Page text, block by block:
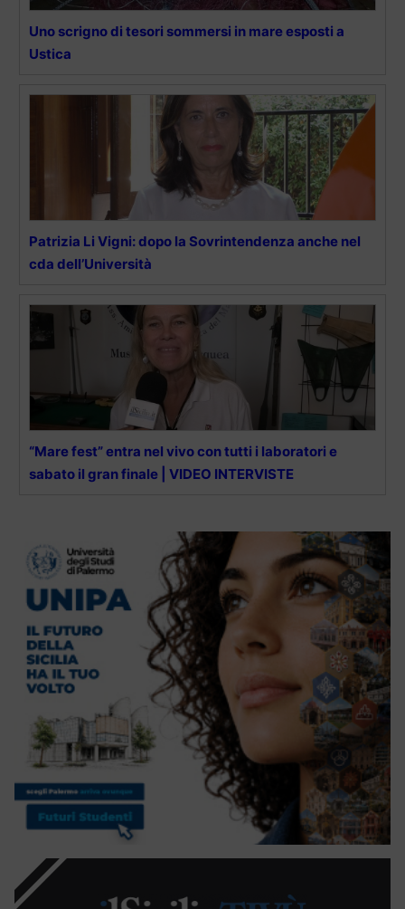
Uno scrigno di tesori sommersi in mare esposti a
Ustica
Patrizia Li Vigni: dopo la Sovrintendenza anche nel
cda dell’Università
“Mare fest” entra nel vivo con tutti i laboratori e
sabato il gran finale | VIDEO INTERVISTE